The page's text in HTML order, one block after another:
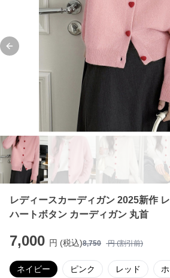
Previous slide
レディースカーディガン 2025新作
ハートボタン カーディガン 丸首
7,000 円 (税込)8,750 円 (割引前)
ネイビー ピンク レッド